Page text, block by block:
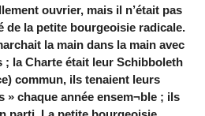
ouvrier, mais il n’était pas
de la petite bourgeoisie radicale.
la main dans la main avec
; la Charte était leur Schibboleth
commun, ils tenaient leurs
» chaque année ensem¬ble ; ils